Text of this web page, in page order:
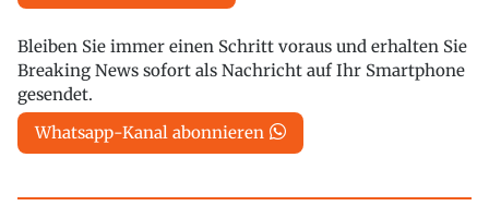
Bleiben Sie immer einen Schritt voraus und erhalten Sie
Breaking News sofort als Nachricht auf Ihr Smartphone
gesendet.
Whatsapp-Kanal abonnieren